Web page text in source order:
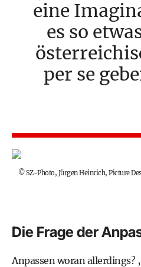
eine
es so
per se
©SZ-Photo, Jürgen Heinrich, Picture
Die Frage der
Anpassen woran